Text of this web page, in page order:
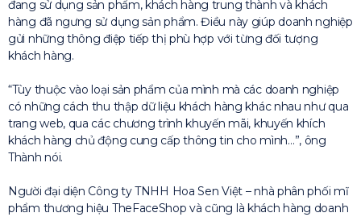
đang sử dụng sản phẩm, khách hàng trung thành và khách
hàng đã ngưng sử dụng sản phẩm. Điều này giúp doanh nghiệp
gửi những thông điệp tiếp thị phù hợp với từng đối tượng
khách hàng.
“Tùy thuộc vào loại sản phẩm của mình mà các doanh nghiệp
có những cách thu thập dữ liệu khách hàng khác nhau như qua
trang web, qua các chương trình khuyến mãi, khuyến khích
khách hàng chủ động cung cấp thông tin cho mình…”, ông
Thành nói.
Người đại diện Công ty TNHH Hoa Sen Việt – nhà phân phối mĩ
phẩm thương hiệu TheFaceShop và cũng là khách hàng doanh